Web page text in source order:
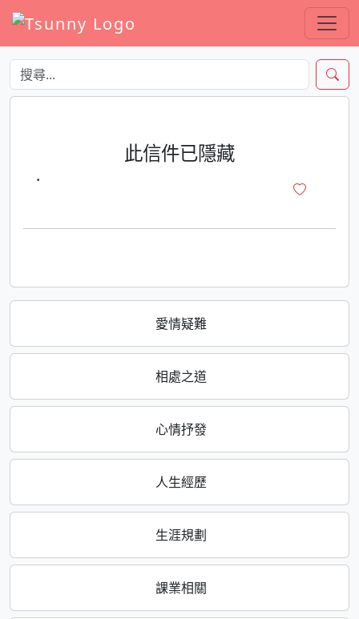
愛情疑難
相處之道
心情抒發
人生經歷
生涯規劃
課業相關
此信件已隱藏
·